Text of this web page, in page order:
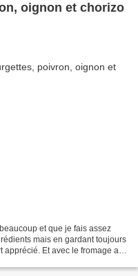
oignon et chorizo
et que je fais assez
mais en gardant toujours
Et avec le fromage ail